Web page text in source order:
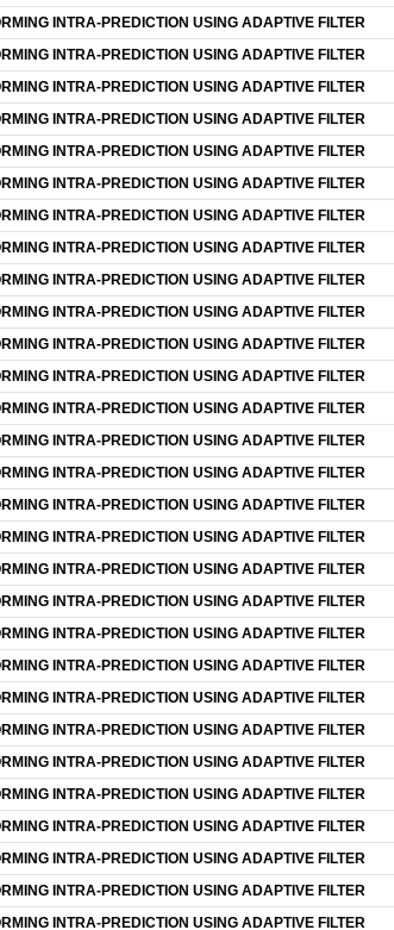
INTRA-PREDICTION USING ADAPTIVE FILTER
INTRA-PREDICTION USING ADAPTIVE FILTER
INTRA-PREDICTION USING ADAPTIVE FILTER
INTRA-PREDICTION USING ADAPTIVE FILTER
INTRA-PREDICTION USING ADAPTIVE FILTER
INTRA-PREDICTION USING ADAPTIVE FILTER
INTRA-PREDICTION USING ADAPTIVE FILTER
INTRA-PREDICTION USING ADAPTIVE FILTER
INTRA-PREDICTION USING ADAPTIVE FILTER
INTRA-PREDICTION USING ADAPTIVE FILTER
INTRA-PREDICTION USING ADAPTIVE FILTER
INTRA-PREDICTION USING ADAPTIVE FILTER
INTRA-PREDICTION USING ADAPTIVE FILTER
INTRA-PREDICTION USING ADAPTIVE FILTER
INTRA-PREDICTION USING ADAPTIVE FILTER
INTRA-PREDICTION USING ADAPTIVE FILTER
INTRA-PREDICTION USING ADAPTIVE FILTER
INTRA-PREDICTION USING ADAPTIVE FILTER
INTRA-PREDICTION USING ADAPTIVE FILTER
INTRA-PREDICTION USING ADAPTIVE FILTER
INTRA-PREDICTION USING ADAPTIVE FILTER
INTRA-PREDICTION USING ADAPTIVE FILTER
INTRA-PREDICTION USING ADAPTIVE FILTER
INTRA-PREDICTION USING ADAPTIVE FILTER
INTRA-PREDICTION USING ADAPTIVE FILTER
INTRA-PREDICTION USING ADAPTIVE FILTER
INTRA-PREDICTION USING ADAPTIVE FILTER
INTRA-PREDICTION USING ADAPTIVE FILTER
INTRA-PREDICTION USING ADAPTIVE FILTER